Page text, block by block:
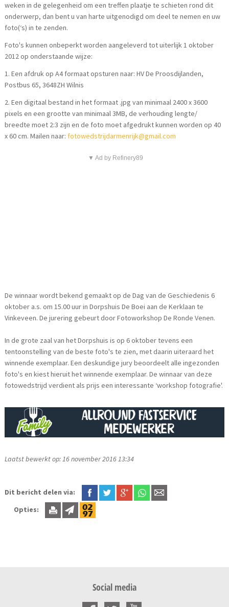
weken in de gelegenheid om een treffen plaatje te schieten rond dit
onderwerp, dan bent u van harte uitgenodigd om deel te nemen en uw
foto(‘s) in te zenden.
Foto's kunnen onbeperkt worden aangeleverd tot uiterlijk 1 oktober
2012 op onderstaande wijze:
1. Een afdruk op A4 formaat opsturen naar: HV De Proosdijlanden,
Postbus 65, 3648ZH Wilnis
2. Een digitaal bestand in het formaat .jpg van minimaal 2400 x 3600
pixels en een grootte van minimaal 3MB, de verhouding lengte/
breedte moet 2:3 zijn en de foto moet afgedrukt kunnen worden op 40
x 60 cm. Mailen naar: fotowedstrijdarmenrijk@gmail.com
▼ Ad by Refinery89
De winnaar wordt bekend gemaakt op de Dag van de Geschiedenis 6
oktober a.s. om 15.00 uur in Dorpshuis De Boei aan de Kerklaan te
Vinkeveen. De jurering gebeurt door Fotoworkshop De Ronde Venen.
In de grote zaal van het Dorpshuis is op 6 oktober tevens een
tentoonstelling van de beste foto's te zien, met daarin uiteraard het
winnende exemplaar. Een deskundige jury beoordeelt alle ingezonden
foto's en kiest hieruit het winnende exemplaar. De winnaar van deze
fotowedstrijd verdient als prijs een interessante ‘workshop fotografie'.
Laatst bewerkt op: 16 november 2016 13:34
Dit bericht delen via:
Opties:
Social media